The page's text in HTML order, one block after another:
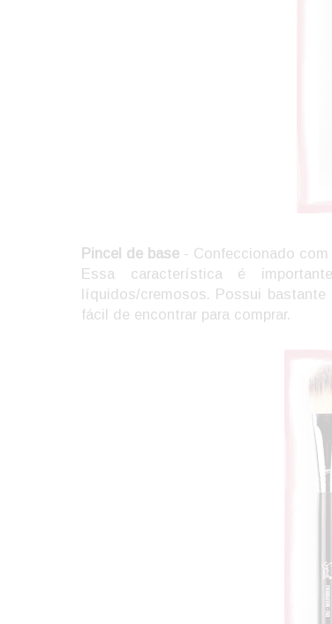
Pincel de base - Confeccionado
Essa característica é
líquidos/cremosos. Possui
fácil de encontrar para comprar.